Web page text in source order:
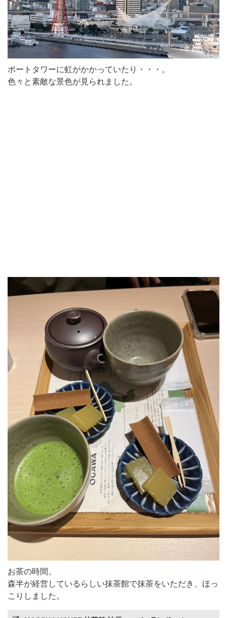
ポートタワーに虹がかかっていたり・・・。
色々と素敵な景色が見られました。
お茶の時間。
森半が経営しているらしい抹茶館で抹茶をいただき、ほっ
こりしました。